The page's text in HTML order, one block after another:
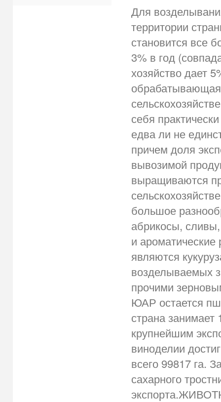
Для
территории
становится все
3% в год
хозяйство дает
себя
едва ли не
причем доля
вывозимой
выращиваются
большое
абрикосы,
и
являются
возделываемых
прочими
ЮАР остается
страна
крупнейшим
виноделии
всего 99817 га.
сахарного